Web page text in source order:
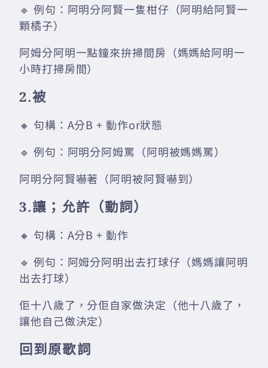
🔹 例句：阿明分阿賢一隻柑仔（阿明給阿賢一
顆橘子）
阿姆分阿明一點鐘來拚掃間房（媽媽給阿明一
小時打掃房間）
2.被
🔸 句構：A分B + 動作or狀態
🔹 例句：阿明分阿姆罵（阿明被媽媽罵）
阿明分阿賢嚇著（阿明被阿賢嚇到）
3.讓；允許（動詞）
🔸 句構：A分B + 動作
🔹 例句：阿姆分阿明出去打球仔（媽媽讓阿明
出去打球）
佢十八歲了，分佢自家做決定（他十八歲了，
讓他自己做決定）
回到原歌詞